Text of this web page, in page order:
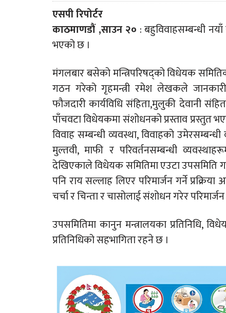
एसपी रिपोर्टर
काठमाणडौं ,साउन २० : बहुविवाहसम्बन्धी
भएको छ ।
मंगलबार बसेको मन्त्रिपरिषद्को विधेयक
गठन गरेको गृहमन्त्री रमेश लेखकले
फौजदारी कार्यविधि संहिता,मुलुकी देवानी
पाँचवटा विधेयकमा संशोधनको प्रस्ताव प्रस्तुत
विवाह सम्बन्धी व्यवस्था, विवाहको
मुल्तवी, माफी र परिवर्तनसम्बन्धी
देखिएकाले विधेयक समितिमा एउटा उपसमिति
पनि राय सल्लाह लिएर परिमार्जन गर्ने
चर्चा र चिन्ता र चासोलाई संशोधन गरेर परिमार्जन
उपसमितिमा कानुन मन्त्रालयका प्रतिनिधि,
प्रतिनिधिको सहभागिता रहने छ ।